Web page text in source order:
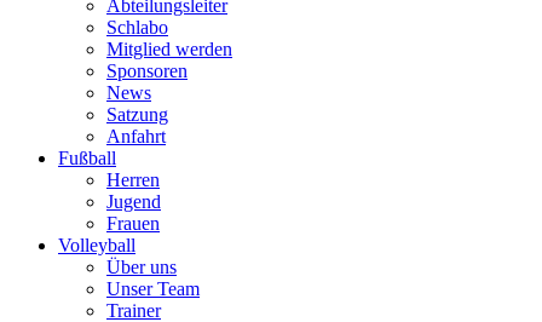
Abteilungsleiter
Schlabo
Mitglied werden
Sponsoren
News
Satzung
Anfahrt
Fußball
Herren
Jugend
Frauen
Volleyball
Über uns
Unser Team
Trainer